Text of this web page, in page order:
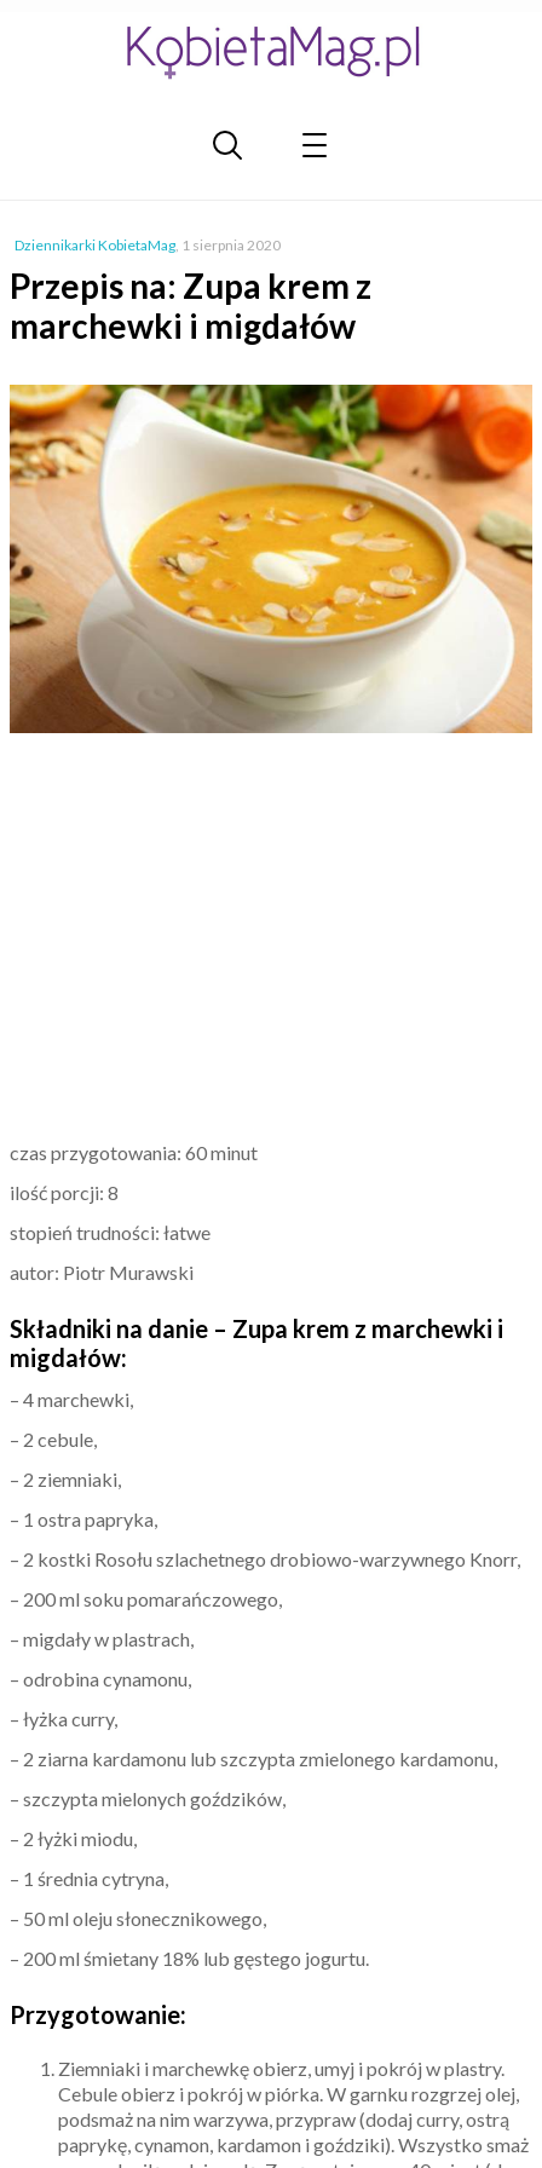
Dziennikarki KobietaMag, 1 sierpnia 2020
Przepis na: Zupa krem z
marchewki i migdałów
czas przygotowania: 60 minut
ilość porcji: 8
stopień trudności: łatwe
autor: Piotr Murawski
Składniki na danie – Zupa krem z marchewki i
migdałów:
– 4 marchewki,
– 2 cebule,
– 2 ziemniaki,
– 1 ostra papryka,
– 2 kostki Rosołu szlachetnego drobiowo-warzywnego Knorr,
– 200 ml soku pomarańczowego,
– migdały w plastrach,
– odrobina cynamonu,
– łyżka curry,
– 2 ziarna kardamonu lub szczypta zmielonego kardamonu,
– szczypta mielonych goździków,
– 2 łyżki miodu,
– 1 średnia cytryna,
– 50 ml oleju słonecznikowego,
– 200 ml śmietany 18% lub gęstego jogurtu.
Przygotowanie:
Ziemniaki i marchewkę obierz, umyj i pokrój w plastry.
Cebule obierz i pokrój w piórka. W garnku rozgrzej olej,
podsmaż na nim warzywa, przypraw (dodaj curry, ostrą
paprykę, cynamon, kardamon i goździki). Wszystko smaż